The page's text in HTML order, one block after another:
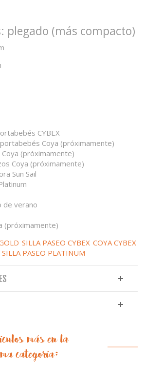
plegado (más compacto)
CYBEX
Coya (próximamente)
Coya (próximamente)
Coya (próximamente)
Sun Sail
de verano
(próximamente)
SILLA PASEO CYBEX COYA CYBEX
SILLA PASEO PLATINUM
más en la
categoría: